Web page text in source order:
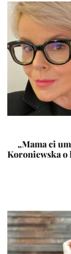
„Mama ci
Koroniewska o